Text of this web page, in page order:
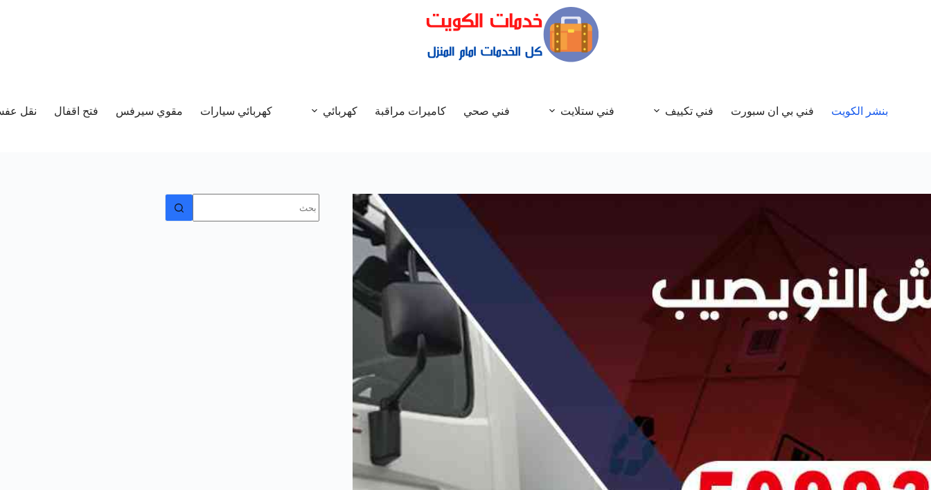
بنشر الكويت فني بي ان سبورت فني تكييف فني ستلايت فني صحي كاميرات مراقبة كهربائي كهربائي سيارات مقوي سيرفس فتح اقفال نقل